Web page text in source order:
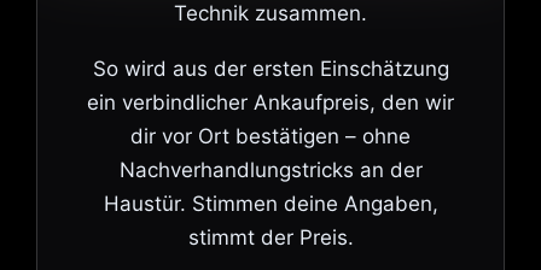
Technik zusammen.
So wird aus der ersten Einschätzung
ein verbindlicher Ankaufpreis, den wir
dir vor Ort bestätigen – ohne
Nachverhandlungstricks an der
Haustür. Stimmen deine Angaben,
stimmt der Preis.